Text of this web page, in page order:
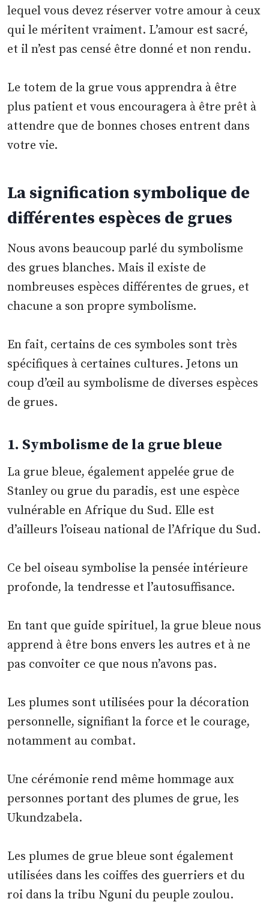
lequel vous devez réserver votre amour à ceux
qui le méritent vraiment. L’amour est sacré,
et il n’est pas censé être donné et non rendu.
Le totem de la grue vous apprendra à être
plus patient et vous encouragera à être prêt à
attendre que de bonnes choses entrent dans
votre vie.
La signification symbolique de
différentes espèces de grues
Nous avons beaucoup parlé du symbolisme
des grues blanches. Mais il existe de
nombreuses espèces différentes de grues, et
chacune a son propre symbolisme.
En fait, certains de ces symboles sont très
spécifiques à certaines cultures. Jetons un
coup d’œil au symbolisme de diverses espèces
de grues.
1. Symbolisme de la grue bleue
La grue bleue, également appelée grue de
Stanley ou grue du paradis, est une espèce
vulnérable en Afrique du Sud. Elle est
d’ailleurs l’oiseau national de l’Afrique du Sud.
Ce bel oiseau symbolise la pensée intérieure
profonde, la tendresse et l’autosuffisance.
En tant que guide spirituel, la grue bleue nous
apprend à être bons envers les autres et à ne
pas convoiter ce que nous n’avons pas.
Les plumes sont utilisées pour la décoration
personnelle, signifiant la force et le courage,
notamment au combat.
Une cérémonie rend même hommage aux
personnes portant des plumes de grue, les
Ukundzabela.
Les plumes de grue bleue sont également
utilisées dans les coiffes des guerriers et du
roi dans la tribu Nguni du peuple zoulou.